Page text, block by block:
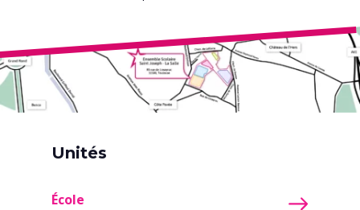
Unités
École